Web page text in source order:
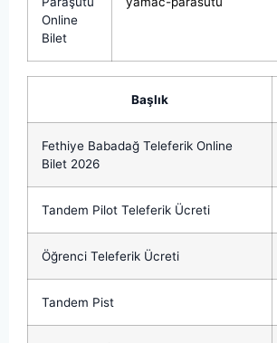
Online
Bilet
Başlık
Fethiye Babadağ Teleferik Online
Bilet 2026
Tandem Pilot Teleferik Ücreti
Öğrenci Teleferik Ücreti
Tandem Pist